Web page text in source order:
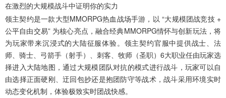
在激烈的大规模战斗中证明你的实力
领主契约是一款大型MMORPG热血战场手游，以 “大规模团战竞技 +
公平自由交易” 为核心亮点，融合经典MMORPG情怀与创新玩法，将
为玩家带来沉浸式的大陆征服体验。领主契约官服中提供战士、法
师、骑士、弓箭手（射手）、刺客、牧师（圣职）6大职业任由玩家选
择进入大陆地图，通过大规模团队对抗的模式进行战斗，玩家可以自
由选择正面硬刚、迂回包抄还是抱团防守等战术，战斗采用环境实时
动态变化机制，体验极致实时团战快感。